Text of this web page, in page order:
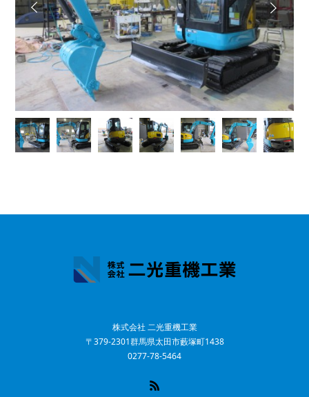
Next
株式会社 二光重機工業
〒379-2301群馬県太田市藪塚町1438
0277-78-5464